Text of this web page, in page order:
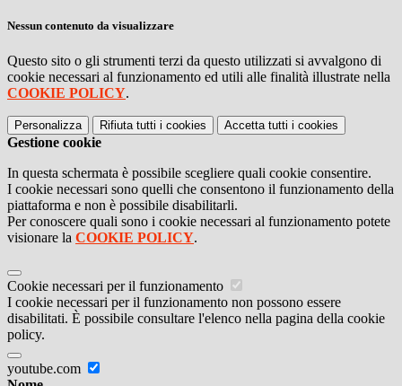
Nessun contenuto da visualizzare
Questo sito o gli strumenti terzi da questo utilizzati si avvalgono di
cookie necessari al funzionamento ed utili alle finalità illustrate nella
COOKIE POLICY.
Personalizza Rifiuta tutti i cookies Accetta tutti i cookies
Gestione cookie
In questa schermata è possibile scegliere quali cookie consentire.
I cookie necessari sono quelli che consentono il funzionamento della
piattaforma e non è possibile disabilitarli.
Per conoscere quali sono i cookie necessari al funzionamento potete
visionare la COOKIE POLICY.
Cookie necessari per il funzionamento
I cookie necessari per il funzionamento non possono essere
disabilitati. È possibile consultare l'elenco nella pagina della cookie
policy.
youtube.com